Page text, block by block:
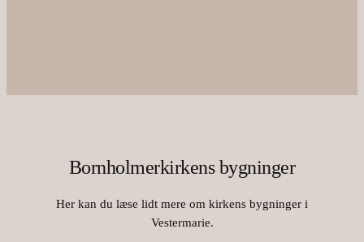
Bornholmerkirkens bygninger
Her kan du læse lidt mere om kirkens bygninger i
Vestermarie.